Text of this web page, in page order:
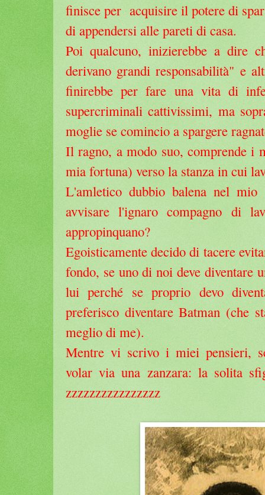
finisce per acquisire il potere di
di appendersi alle pareti di casa.
Poi qualcuno, inizierebbe a dire
derivano grandi responsabilità" e
finirebbe per fare una vita di
supercriminali cattivissimi, ma
moglie se comincio a spargere
Il ragno, a modo suo, comprende i
mia fortuna) verso la stanza in cui
L'amletico dubbio balena nel
avvisare l'ignaro compagno di
appropinquano?
Egoisticamente decido di tacere
fondo, se uno di noi deve diventare
lui perché se proprio devo
preferisco diventare Batman (che
meglio di me).
Mentre vi scrivo i miei pensieri,
volar via una zanzara: la solita
zzzzzzzzzzzzzzzz